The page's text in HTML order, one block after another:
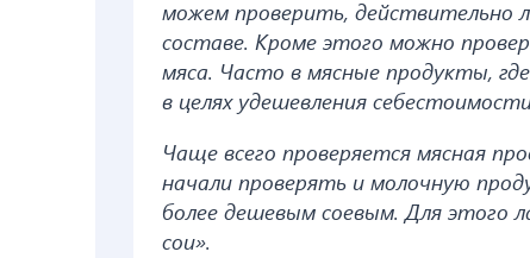
можем проверить, действительно
составе. Кроме этого можно
мяса. Часто в мясные продукты,
в целях удешевления
Чаще всего проверяется мясная
начали проверять и молочную
более дешевым соевым. Для этого
сои».